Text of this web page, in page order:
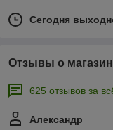
Сегодня
Отзывы о
625 отзывов за
Александр